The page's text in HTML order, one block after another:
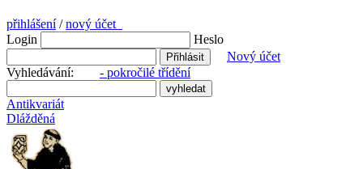
přihlášení/nový účet
Login
Heslo
Nový účet
Vyhledávání: - pokročilé třídění
Antikvariát
Dlážděná